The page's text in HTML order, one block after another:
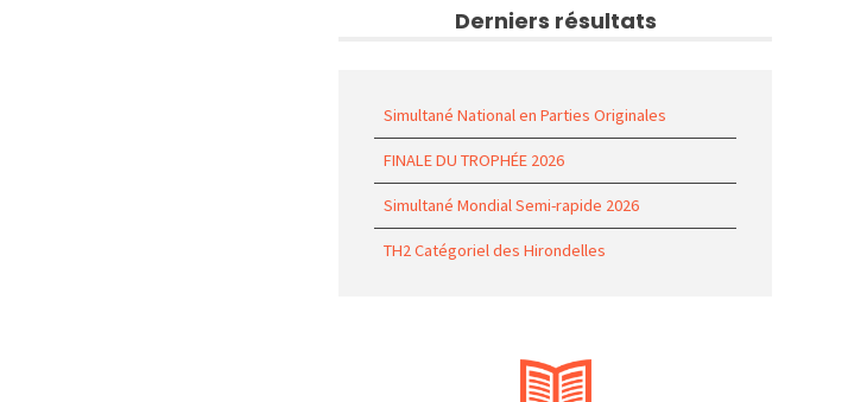
Derniers résultats
Simultané National en Parties Originales
FINALE DU TROPHÉE 2026
Simultané Mondial Semi-rapide 2026
TH2 Catégoriel des Hirondelles